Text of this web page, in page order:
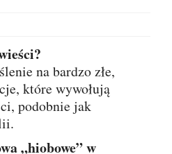
na bardzo złe,
które wywołują
podobnie jak